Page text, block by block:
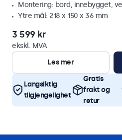
Montering: bord, innebygget,
Ytre mål: 218 x 150 x 36 mm
3 599 kr
ekskl. MVA
Les mer
Langsiktig
tilgjengelighet
Gratis
frakt og
retur